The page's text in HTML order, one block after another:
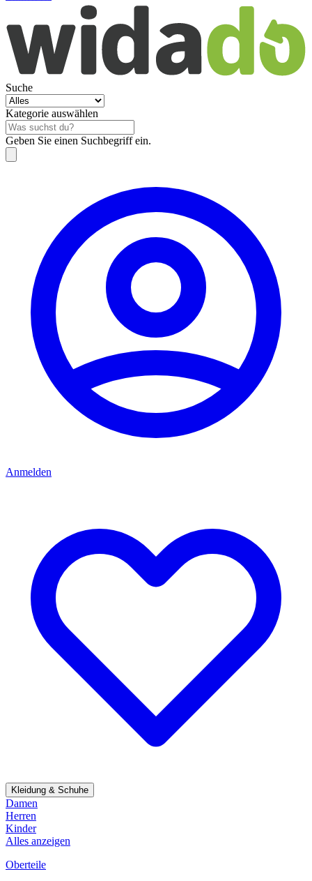
Suche
Kategorie auswählen
Geben Sie einen Suchbegriff ein.
Anmelden
Kleidung & Schuhe
Damen
Herren
Kinder
Alles anzeigen
Oberteile